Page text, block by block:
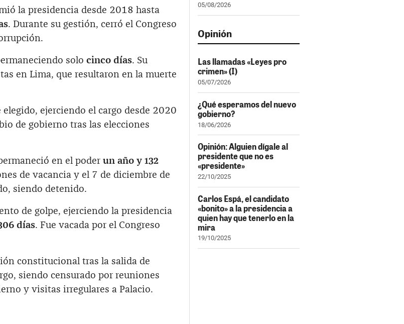
la presidencia desde 2018 hasta
. Durante su gestión, cerró el Congreso
solo cinco días. Su
en Lima, que resultaron en la muerte
elegido, ejerciendo el cargo desde 2020
de gobierno tras las elecciones
en el poder un año y 132
de vacancia y el 7 de diciembre de
siendo detenido.
de golpe, ejerciendo la presidencia
días. Fue vacada por el Congreso
constitucional tras la salida de
siendo censurado por reuniones
y visitas irregulares a Palacio.
05/08/2026
Opinión
Las llamadas «Leyes pro
crimen» (I)
05/07/2026
¿Qué esperamos del nuevo
gobierno?
18/06/2026
Opinión: Alguien dígale al
presidente que no es
«presidente»
22/10/2025
Carlos Espá, el candidato
«bonito» a la presidencia a
quien hay que tenerlo en la
mira
19/10/2025